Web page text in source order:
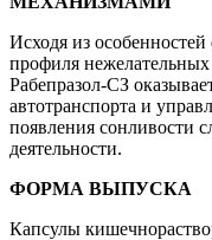
Исходя из
профиля
Рабепразол-СЗ
автотранспорта и
появления сонливости
деятельности.
ФОРМА ВЫПУСКА
Капсулы